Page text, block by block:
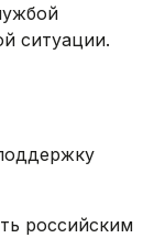
ситуации.
российским